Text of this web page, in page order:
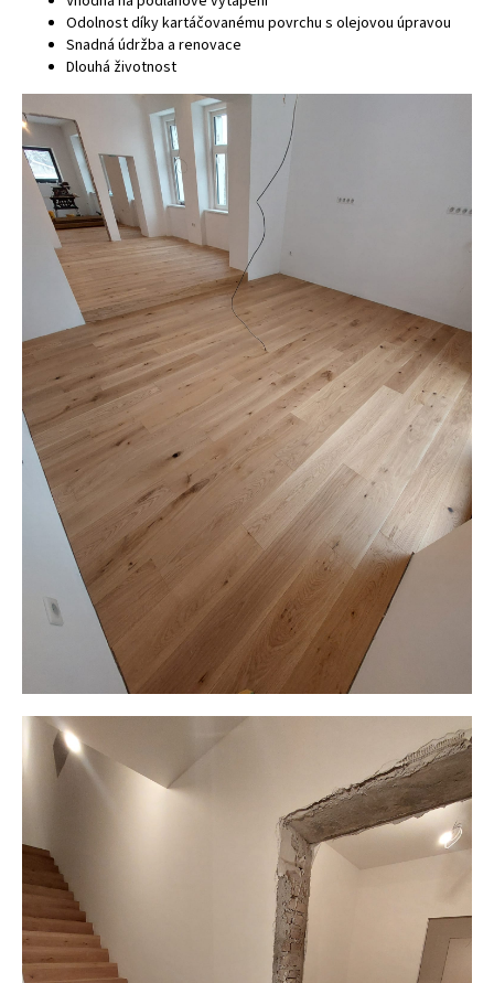
Odolnost díky kartáčovanému povrchu s olejovou úpravou
Snadná údržba a renovace
Dlouhá životnost